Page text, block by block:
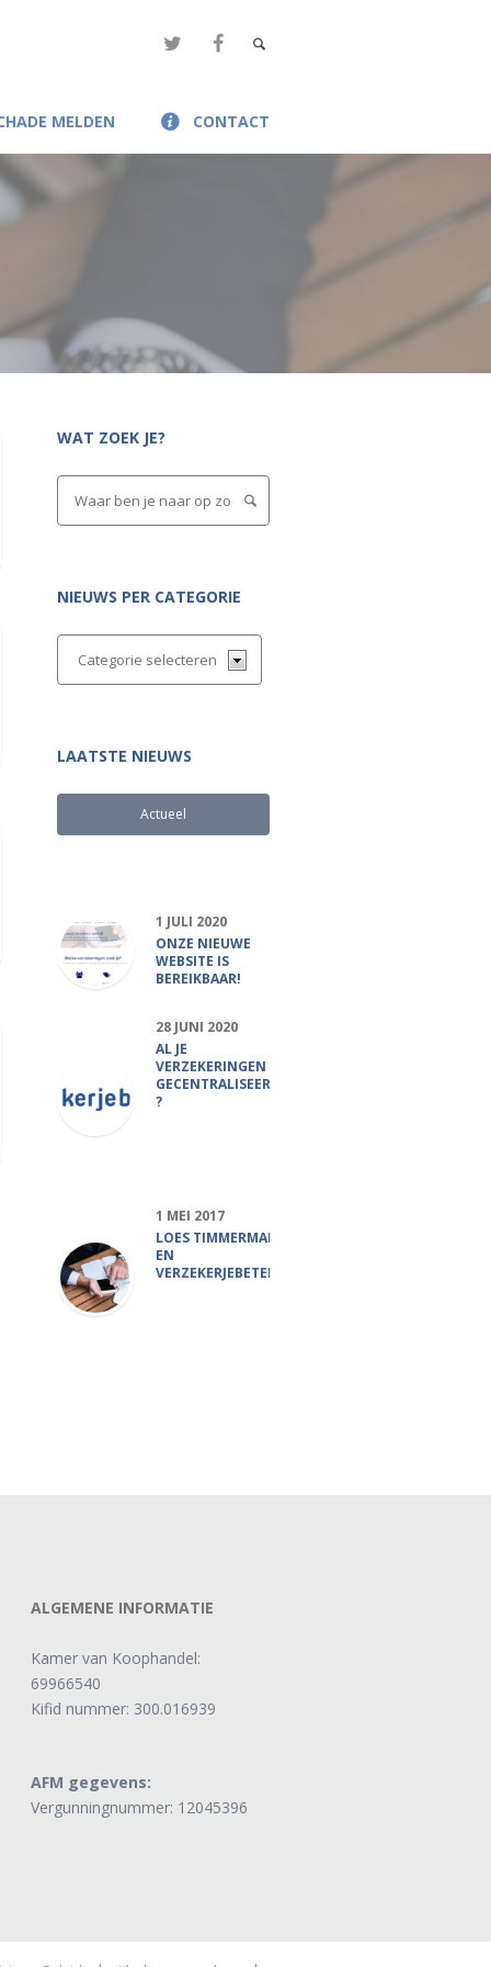
MELDEN CONTACT
WAT ZOEK JE?
NIEUWS PER CATEGORIE
LAATSTE NIEUWS
Actueel
1 JULI 2020
ONZE NIEUWE
WEBSITE IS
BEREIKBAAR!
28 JUNI 2020
AL JE
VERZEKERINGEN
GECENTRALISEERD
?
1 MEI 2017
LOES TIMMERMANS,
EN
VERZEKERJEBETER.NL
ALGEMENE INFORMATIE
Kamer van Koophandel:
69966540
Kifid nummer: 300.016939
AFM gegevens:
Vergunningnummer: 12045396